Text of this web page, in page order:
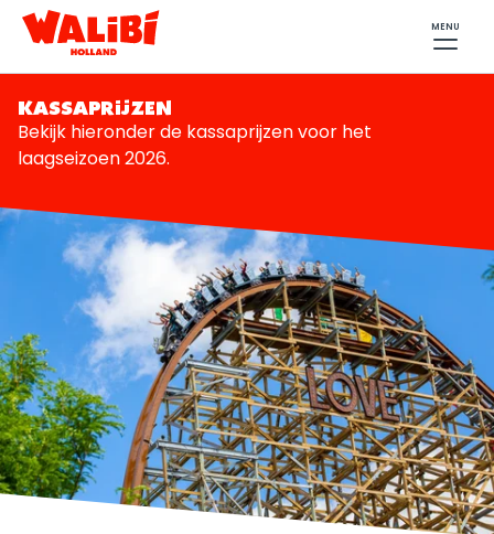
MENU
KASSAPRIJZEN
Bekijk hieronder de kassaprijzen voor het
laagseizoen 2026.